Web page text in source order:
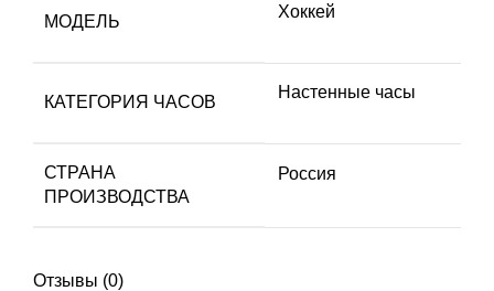
МОДЕЛЬ
Хоккей
КАТЕГОРИЯ ЧАСОВ
Настенные часы
СТРАНА
ПРОИЗВОДСТВА
Россия
Отзывы (0)